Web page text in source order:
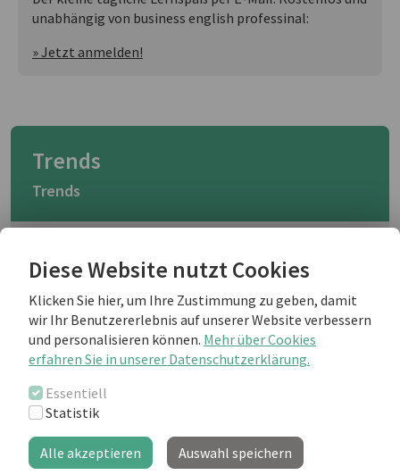
Diese Website nutzt Cookies
Klicken Sie hier, um Ihre Zustimmung zu geben, damit
wir Ihr Benutzererlebnis auf unserer Website verbessern
und personalisieren können. Mehr über Cookies
erfahren Sie in unserer Datenschutzerklärung.
Essentiell
Statistik
Alle akzeptieren Auswahl speichern
unabhängig von business english professinal:
» Jetzt anmelden!
Trends
Trends
Fotolia
faster than we would like them to, but
how does this happen? Who decides
what is in and what is now out, how do
companies know what to stock for
next season? Read on!